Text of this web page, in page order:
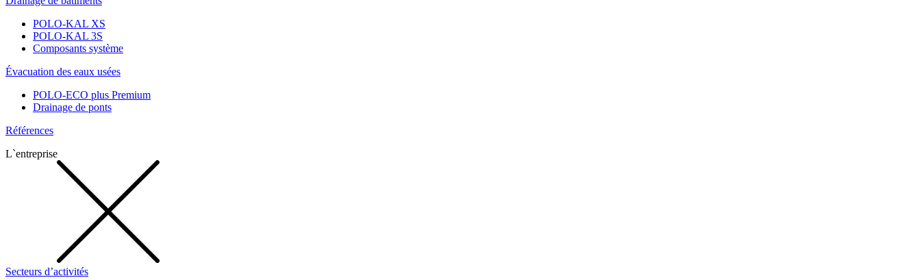
POLO-KAL XS
POLO-KAL 3S
Composants système
Évacuation des eaux usées
POLO-ECO plus Premium
Drainage de ponts
Références
L`entreprise
Secteurs d’activités